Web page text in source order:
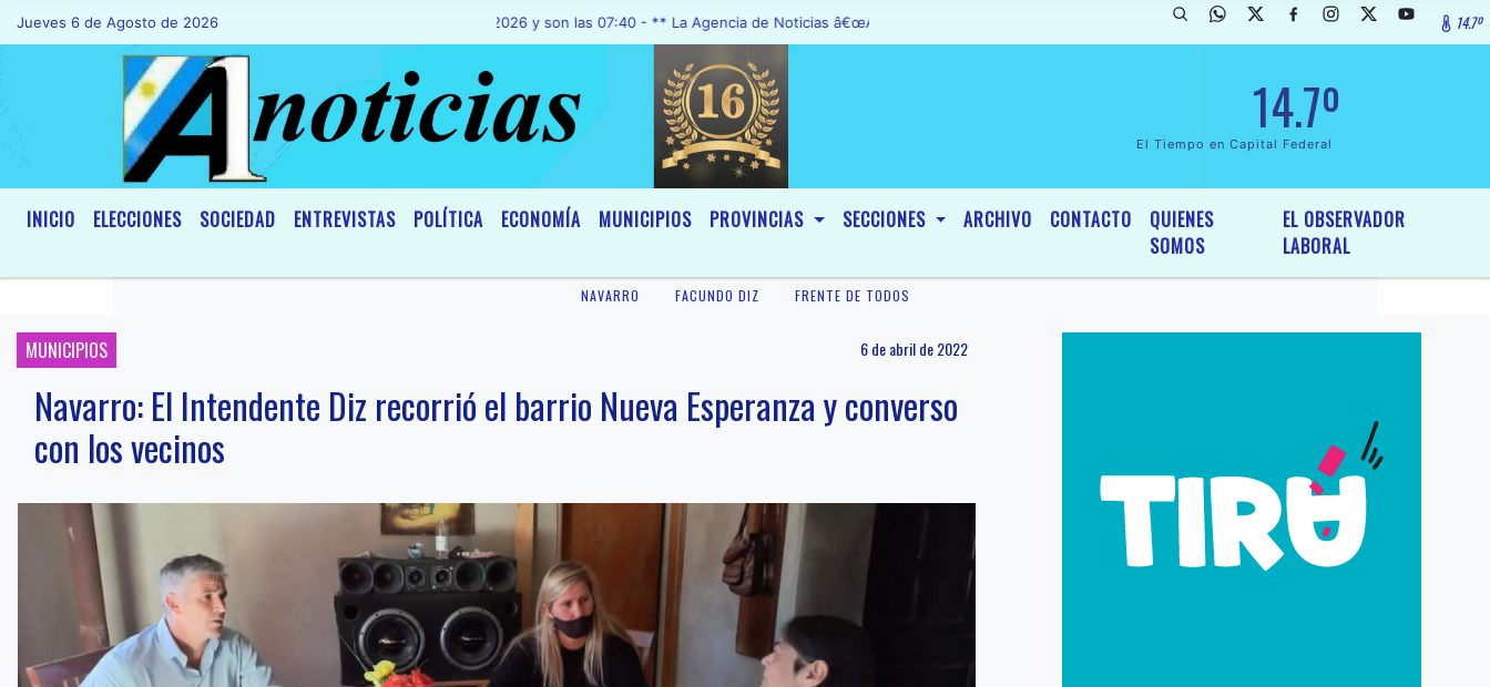
Jueves 6 de Agosto de 2026Hoy es Jueves 6 de Agosto de 2026 y son las 07:40 - ** La Agencia de Noticias â€œA1 Noticiasâ€, fue declarada de InterÃ©s General y Legislativo, por Ordenanza NÂº 6236/19 del14.7º
14.7º
El Tiempo en Capital Federal
INICIO ELECCIONES SOCIEDAD ENTREVISTAS POLÍTICA ECONOMÍA MUNICIPIOS PROVINCIAS SECCIONES ARCHIVO CONTACTO
QUIENES
SOMOS
EL OBSERVADOR
LABORAL
NAVARRO FACUNDO DIZ FRENTE DE TODOS
MUNICIPIOS 6 de abril de 2022
Navarro: El Intendente Diz recorrió el barrio Nueva Esperanza y converso
con los vecinos